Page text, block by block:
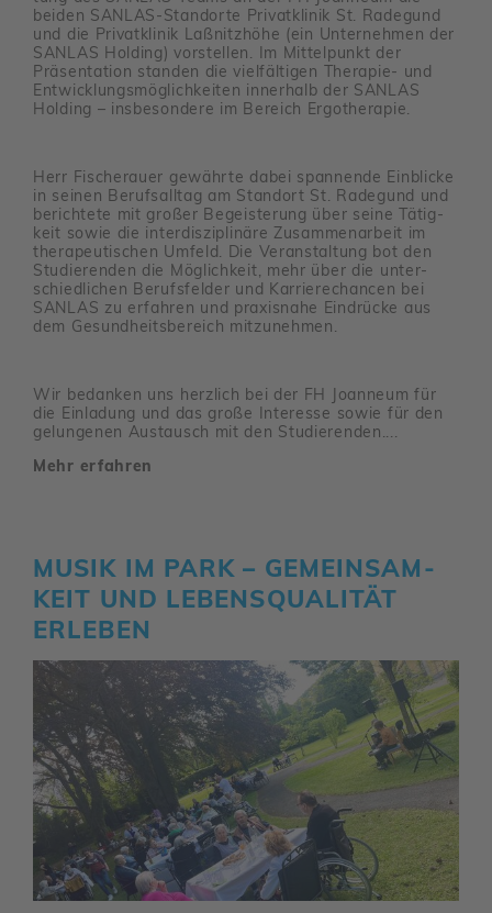
beiden SANLAS-Stand­orte Privat­klinik St. Rade­gund
und die Privat­klinik Laßnitz­höhe (ein Unter­nehmen der
SANLAS Holding) vorstellen. Im Mittel­punkt der
Präsen­ta­tion standen die viel­fäl­tigen Therapie- und
Entwick­lungs­mög­lich­keiten inner­halb der SANLAS
Holding – insbe­son­dere im Bereich Ergo­the­rapie.
Herr Fischer­auer gewährte dabei span­nende Einblicke
in seinen Berufs­alltag am Standort St. Rade­gund und
berich­tete mit großer Begeis­te­rung über seine Tätig­
keit sowie die inter­dis­zi­pli­näre Zusam­men­ar­beit im
thera­peu­ti­schen Umfeld. Die Veran­stal­tung bot den
Studie­renden die Möglich­keit, mehr über die unter­
schied­li­chen Berufs­felder und Karrie­re­chancen bei
SANLAS zu erfahren und praxis­nahe Eindrücke aus
dem Gesund­heits­be­reich mitzu­nehmen.
Wir bedanken uns herz­lich bei der FH Joan­neum für
die Einla­dung und das große Inter­esse sowie für den
gelun­genen Austausch mit den Studie­renden....
Mehr erfahren
MUSIK IM PARK – GEMEIN­SAM­
KEIT UND LEBENS­QUA­LITÄT
ERLEBEN